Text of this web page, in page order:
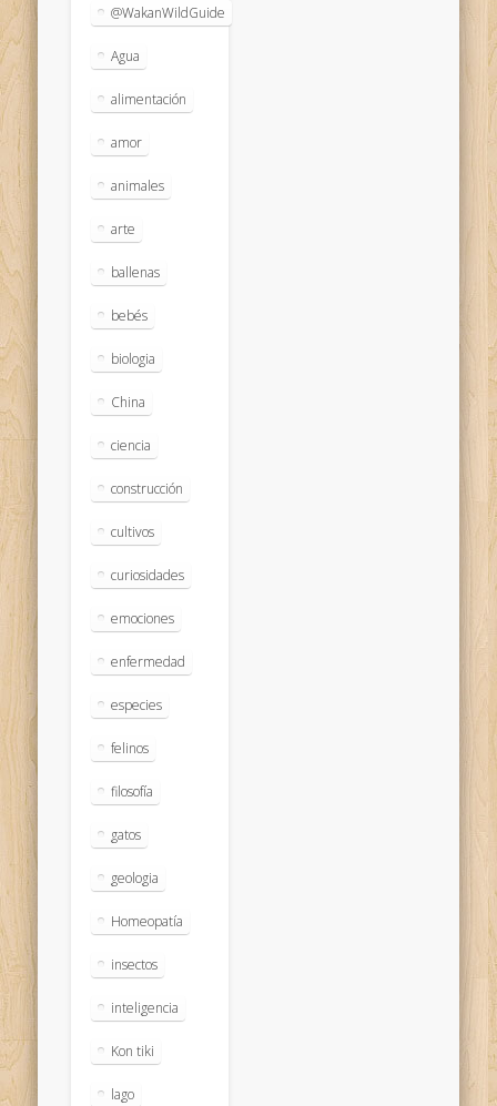
@WakanWildGuide
Agua
alimentación
amor
animales
arte
ballenas
bebés
biologia
China
ciencia
construcción
cultivos
curiosidades
emociones
enfermedad
especies
felinos
filosofía
gatos
geologia
Homeopatía
insectos
inteligencia
Kon tiki
lago